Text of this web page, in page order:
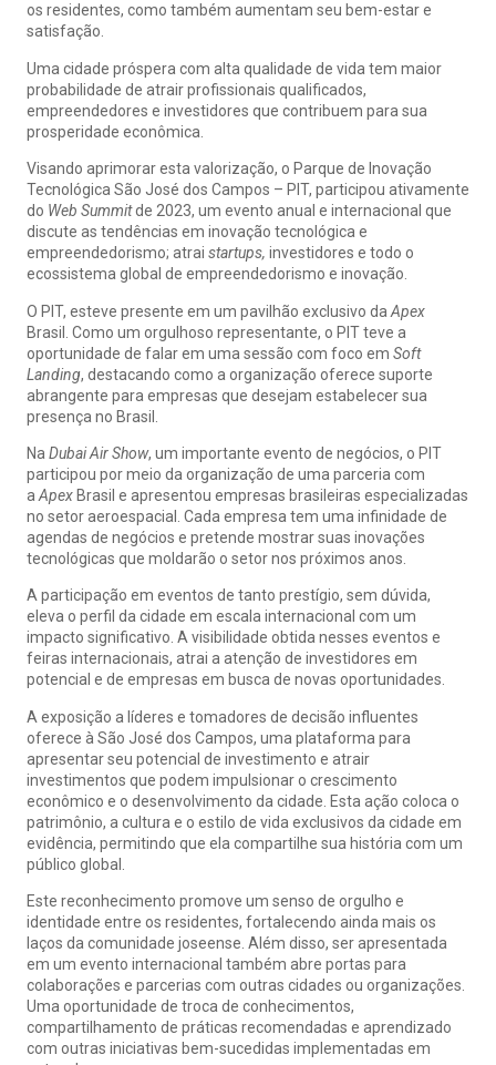
os residentes, como também aumentam seu bem-estar e
satisfação.
Uma cidade próspera com alta qualidade de vida tem maior
probabilidade de atrair profissionais qualificados,
empreendedores e investidores que contribuem para sua
prosperidade econômica.
Visando aprimorar esta valorização, o Parque de Inovação
Tecnológica São José dos Campos – PIT, participou ativamente
do Web Summitde 2023, um evento anual e internacional que
discute as tendências em inovação tecnológica e
empreendedorismo; atrai startups, investidores e todo o
ecossistema global de empreendedorismo e inovação.
O PIT, esteve presente em um pavilhão exclusivo da Apex
Brasil. Como um orgulhoso representante, o PIT teve a
oportunidade de falar em uma sessão com foco em Soft
Landing, destacando como a organização oferece suporte
abrangente para empresas que desejam estabelecer sua
presença no Brasil.
Na Dubai Air Show, um importante evento de negócios, o PIT
participou por meio da organização de uma parceria com
a Apex Brasil e apresentou empresas brasileiras especializadas
no setor aeroespacial. Cada empresa tem uma infinidade de
agendas de negócios e pretende mostrar suas inovações
tecnológicas que moldarão o setor nos próximos anos.
A participação em eventos de tanto prestígio, sem dúvida,
eleva o perfil da cidade em escala internacional com um
impacto significativo. A visibilidade obtida nesses eventos e
feiras internacionais, atrai a atenção de investidores em
potencial e de empresas em busca de novas oportunidades.
A exposição a líderes e tomadores de decisão influentes
oferece à São José dos Campos, uma plataforma para
apresentar seu potencial de investimento e atrair
investimentos que podem impulsionar o crescimento
econômico e o desenvolvimento da cidade. Esta ação coloca o
patrimônio, a cultura e o estilo de vida exclusivos da cidade em
evidência, permitindo que ela compartilhe sua história com um
público global.
Este reconhecimento promove um senso de orgulho e
identidade entre os residentes, fortalecendo ainda mais os
laços da comunidade joseense. Além disso, ser apresentada
em um evento internacional também abre portas para
colaborações e parcerias com outras cidades ou organizações.
Uma oportunidade de troca de conhecimentos,
compartilhamento de práticas recomendadas e aprendizado
com outras iniciativas bem-sucedidas implementadas em